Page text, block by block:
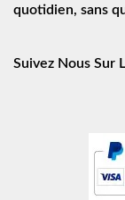
quotidien, sans
Suivez Nous Sur